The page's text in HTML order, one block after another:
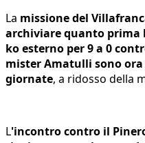
La missione del
archiviare quanto prima
ko esterno per 9 a 0
mister Amatulli sono
giornate, a ridosso della
L'incontro contro il